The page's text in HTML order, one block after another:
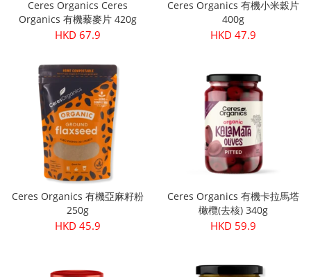
Ceres Organics Ceres
Organics 有機藜麥片 420g
HKD 67.9
Ceres Organics 有機小米穀片
400g
HKD 47.9
Ceres Organics 有機亞麻籽粉
250g
HKD 45.9
Ceres Organics 有機卡拉馬塔
橄欖(去核) 340g
HKD 59.9